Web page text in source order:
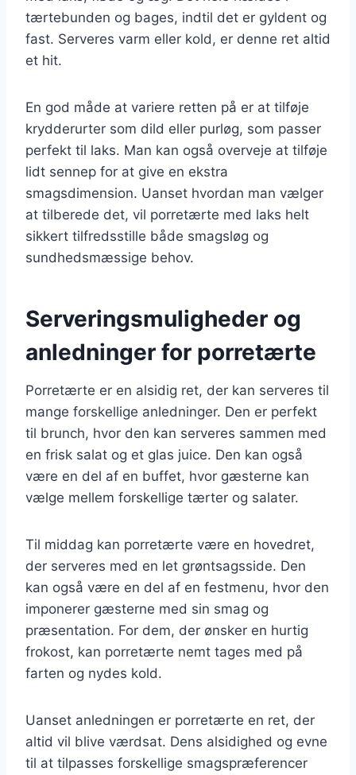
tærtebunden og bages, indtil det er gyldent og
fast. Serveres varm eller kold, er denne ret altid
et hit.
En god måde at variere retten på er at tilføje
krydderurter som dild eller purløg, som passer
perfekt til laks. Man kan også overveje at tilføje
lidt sennep for at give en ekstra
smagsdimension. Uanset hvordan man vælger
at tilberede det, vil porretærte med laks helt
sikkert tilfredsstille både smagsløg og
sundhedsmæssige behov.
Serveringsmuligheder og
anledninger for porretærte
Porretærte er en alsidig ret, der kan serveres til
mange forskellige anledninger. Den er perfekt
til brunch, hvor den kan serveres sammen med
en frisk salat og et glas juice. Den kan også
være en del af en buffet, hvor gæsterne kan
vælge mellem forskellige tærter og salater.
Til middag kan porretærte være en hovedret,
der serveres med en let grøntsagsside. Den
kan også være en del af en festmenu, hvor den
imponerer gæsterne med sin smag og
præsentation. For dem, der ønsker en hurtig
frokost, kan porretærte nemt tages med på
farten og nydes kold.
Uanset anledningen er porretærte en ret, der
altid vil blive værdsat. Dens alsidighed og evne
til at tilpasses forskellige smagspræferencer